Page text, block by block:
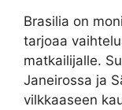
Brasilia on
tarjoaa
matkailijalle.
Janeirossa ja
vilkkaaseen